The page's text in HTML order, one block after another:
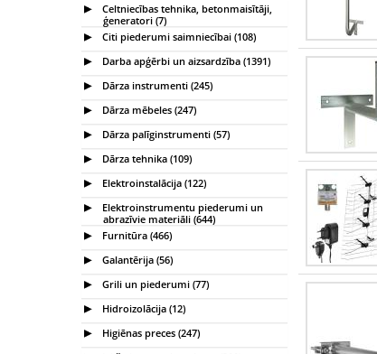
Celtniecības tehnika, betonmaisītāji,
ģeneratori (7)
Citi piederumi saimniecībai (108)
Darba apģērbi un aizsardzība (1391)
Dārza instrumenti (245)
Dārza mēbeles (247)
Dārza palīginstrumenti (57)
Dārza tehnika (109)
Elektroinstalācija (122)
Elektroinstrumentu piederumi un
abrazīvie materiāli (644)
Furnitūra (466)
Galantērija (56)
Grili un piederumi (77)
Hidroizolācija (12)
Higiēnas preces (247)